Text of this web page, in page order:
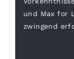
und Max for
zwingend